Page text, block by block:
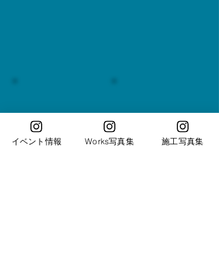
イベント情報 Works写真集 施工写真集